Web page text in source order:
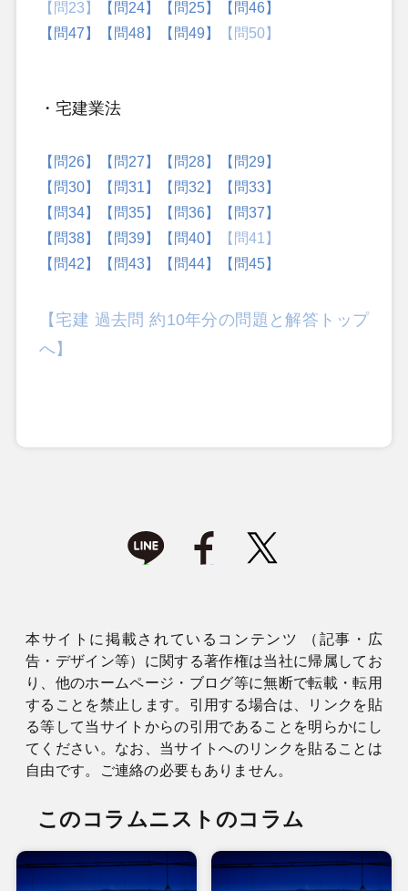
【問23】 【問24】 【問25】
【問46】
【問47】
【問48】 【問49】 【問50】
・宅建業法
【問26】 【問27】 【問28】
【問29】
【問30】
【問31】 【問32】
【問33】
【問34】
【問35】 【問36】
【問37】
【問38】
【問39】 【問40】
【問41】
【問42】
【問43】 【問44】 【問45】
【宅建 過去問 約10年分の問題と解答トップ
へ】
本サイトに掲載されているコンテンツ （記事・広
告・デザイン等）に関する著作権は当社に帰属してお
り、他のホームページ・ブログ等に無断で転載・転用
することを禁止します。引用する場合は、リンクを貼
る等して当サイトからの引用であることを明らかにし
てください。なお、当サイトへのリンクを貼ることは
自由です。ご連絡の必要もありません。
このコラムニストのコラム